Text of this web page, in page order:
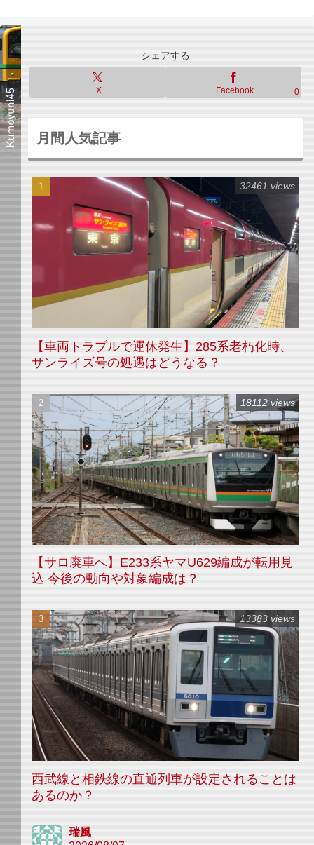
シェアする
X Facebook 0
月間人気記事
【車両トラブルで運休発生】285系老朽化時、
サンライズ号の処遇はどうなる？
32461 views
【サロ廃車へ】E233系ヤマU629編成が転用見
込 今後の動向や対象編成は？
18112 views
西武線と相鉄線の直通列車が設定されることは
あるのか？
13383 views
瑞風